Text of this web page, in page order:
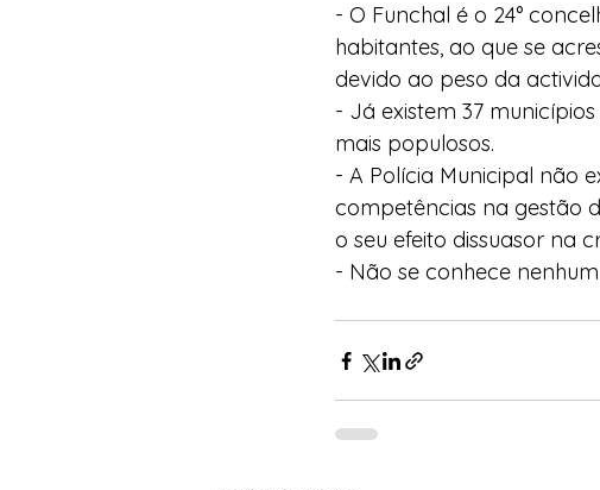
- O Funchal é o 24°
habitantes, ao que se
devido ao peso da
- Já existem 37
mais populosos.
- A Polícia Municipal não
competências na gestão
o seu efeito dissuasor na
- Não se conhece